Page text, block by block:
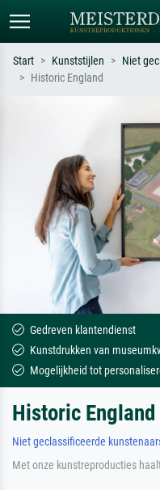
Hokusai-golf, naakt.
Start Kunststijlen
Niet
Historic England
Gedreven klantendienst
Kunstdrukken van
Mogelijkheid tot
Historic England
Niet geclassificeerde
Met onze kunstreproducties